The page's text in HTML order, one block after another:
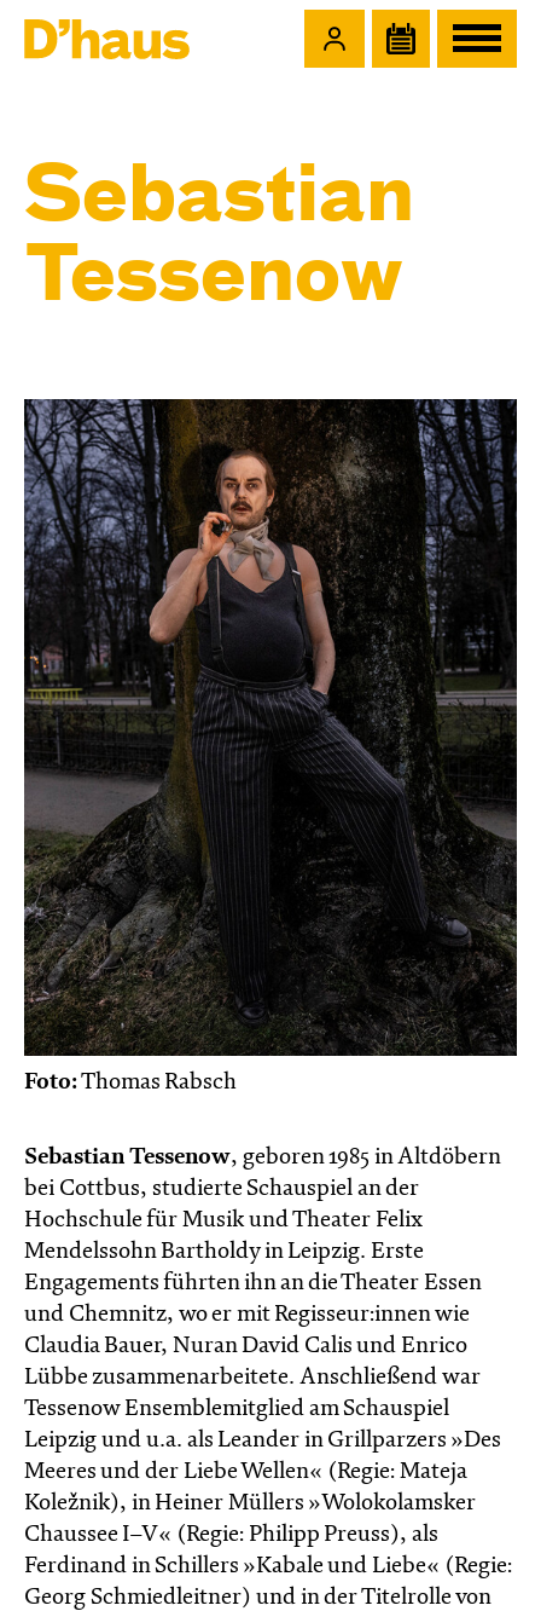
Sebastian
Tessenow
Foto:Thomas Rabsch
Sebastian Tessenow, geboren 1985 in Altdöbern
bei Cottbus, studierte Schauspiel an der
Hochschule für Musik und Theater Felix
Mendelssohn Bartholdy in Leipzig. Erste
Engagements führten ihn an die Theater Essen
und Chemnitz, wo er mit Regisseur:innen wie
Claudia Bauer, Nuran David Calis und Enrico
Lübbe zusammenarbeitete. Anschließend war
Tessenow Ensemblemitglied am Schauspiel
Leipzig und u.a. als Leander in Grillparzers »Des
Meeres und der Liebe Wellen« (Regie: Mateja
Koležnik), in Heiner Müllers »Wolokolamsker
Chaussee I–V« (Regie: Philipp Preuss), als
Ferdinand in Schillers »Kabale und Liebe« (Regie:
Georg Schmiedleitner) und in der Titelrolle von